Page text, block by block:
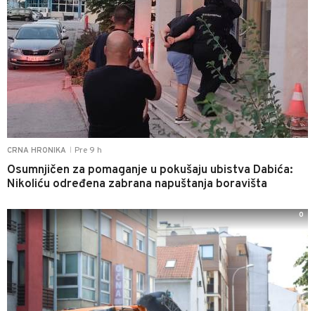
CRNA HRONIKA Pre 9 h
Osumnjičen za pomaganje u pokušaju ubistva Dabića:
Nikoliću određena zabrana napuštanja boravišta
0